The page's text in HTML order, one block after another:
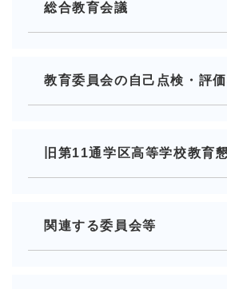
総合教育会議
教育委員会の自己点検・評
旧第11通学区高等学校教育
関連する委員会等